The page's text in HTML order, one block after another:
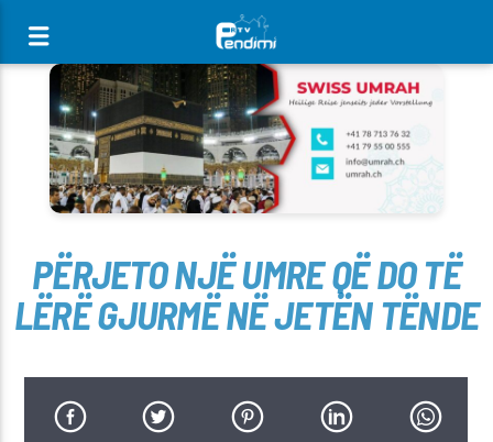
[There are no radio stations in the database]
PËRJETO NJË UMRE QË DO TË
LËRË GJURMË NË JETËN TËNDE